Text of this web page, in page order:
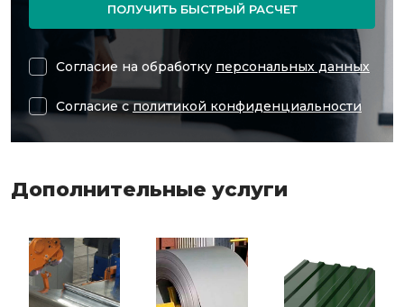
ПОЛУЧИТЬ БЫСТРЫЙ РАСЧЕТ
Согласие на обработку персональных данных
Согласие сполитикой конфиденциальности
Дополнительные услуги